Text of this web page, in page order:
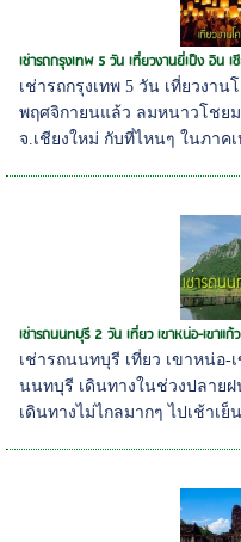
เช่ารถกรุงเทพ 5 วัน เที่ยวงานยี่เป็ง อิน เ
เช่ารถกรุงเทพ 5 วัน เที่ยวงาน
พฤศจิกายนแล้ว ลมหนาวโชยม
จ.เชียงใหม่ กับที่ไหนๆ ในภาคเ
เช่ารถนนทบุรี 2 วัน เที่ยว เขาหน่อ-เขาแ
เช่ารถนนทบุรี เที่ยว เขาหน่อ-
นนทบุรี เดินทางในช่วงปลาย
เดินทางไม่ไกลมากๆ ไปเช้าเ